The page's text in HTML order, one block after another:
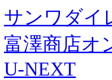
サンワダイ
富澤商店オ
U-NEXT